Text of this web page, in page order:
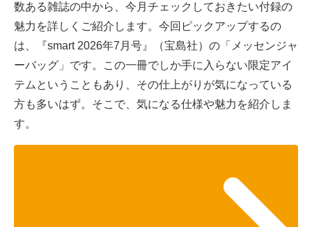
数ある雑誌の中から、今月チェックしておきたい付録の
魅力を詳しくご紹介します。今回ピックアップするの
は、『smart 2026年7月号』（宝島社）の「メッセンジャ
ーバッグ」です。この一冊でしか手に入らない限定アイ
テムということもあり、その仕上がりが気になっている
方も多いはず。そこで、気になる仕様や魅力を紹介しま
す。